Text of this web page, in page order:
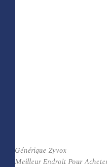
Générique Zyvox
Meilleur Endroit Pour